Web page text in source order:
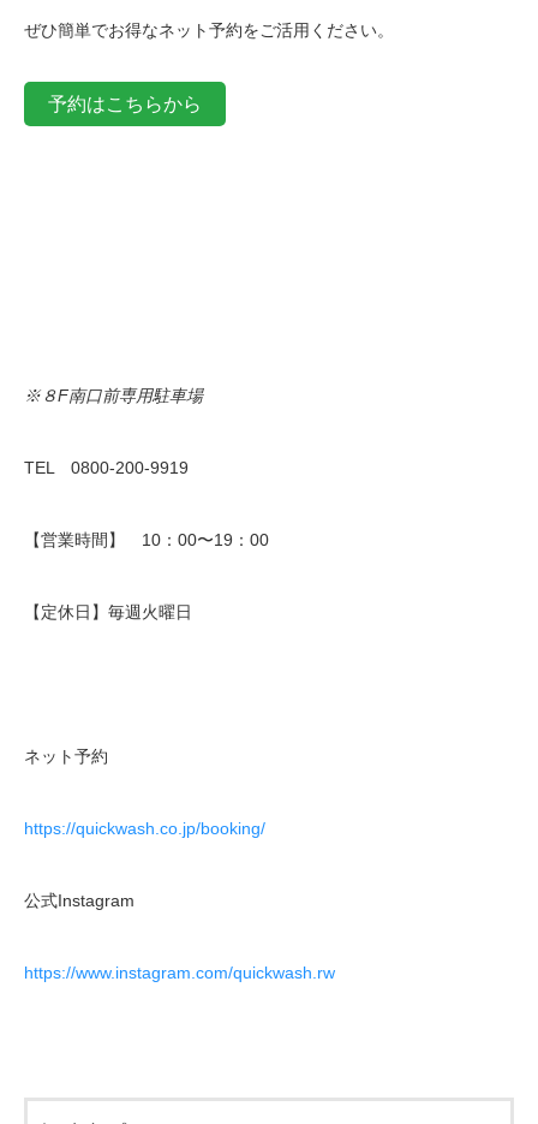
ぜひ簡単でお得なネット予約をご活用ください。
予約はこちらから
※８F南口前専用駐車場
TEL 0800-200-9919
【営業時間】 10：00〜19：00
【定休日】毎週火曜日
ネット予約
https://quickwash.co.jp/booking/
公式Instagram
https://www.instagram.com/quickwash.rw